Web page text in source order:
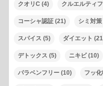
クオリC (4) クルエルティ
コーシャ認証(21) シミ対策
スパイス (5) ダイエット
デトックス (5) ニキビ(10)
パラベンフリー(10) フッ